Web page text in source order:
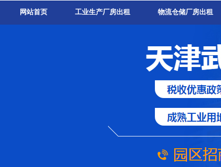
网站首页 工业生产厂房出租 物流仓储厂房出租